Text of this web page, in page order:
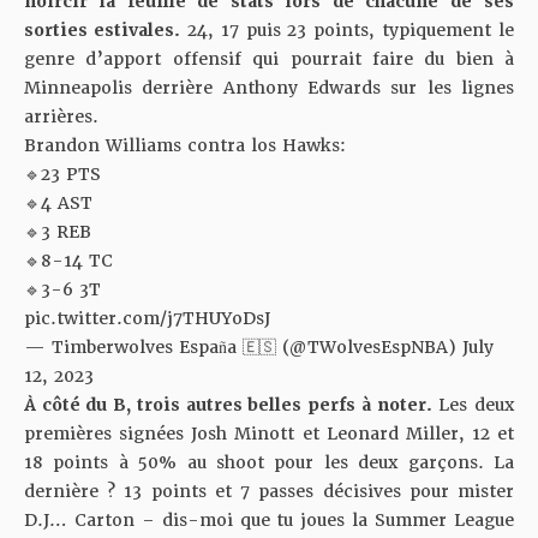
sorties estivales. 24, 17 puis 23 points, typiquement le
genre d’apport offensif qui pourrait faire du bien à
Minneapolis derrière Anthony Edwards sur les lignes
arrières.
Brandon Williams contra los Hawks:
🔹23 PTS
🔹4 AST
🔹3 REB
🔹8-14 TC
🔹3-6 3T
pic.twitter.com/j7THUYoDsJ
— Timberwolves España 🇪🇸 (@TWolvesEspNBA) July
12, 2023
À côté du B, trois autres belles perfs à noter. Les deux
premières signées Josh Minott et Leonard Miller, 12 et
18 points à 50% au shoot pour les deux garçons. La
dernière ? 13 points et 7 passes décisives pour mister
D.J… Carton – dis-moi que tu joues la Summer League